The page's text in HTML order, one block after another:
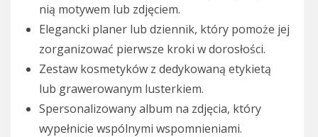
nią motywem lub zdjęciem.
Elegancki planer lub dziennik, który pomoże jej
zorganizować pierwsze kroki w dorosłości.
Zestaw kosmetyków z dedykowaną etykietą
lub grawerowanym lusterkiem.
Spersonalizowany album na zdjęcia, który
wypełnicie wspólnymi wspomnieniami.